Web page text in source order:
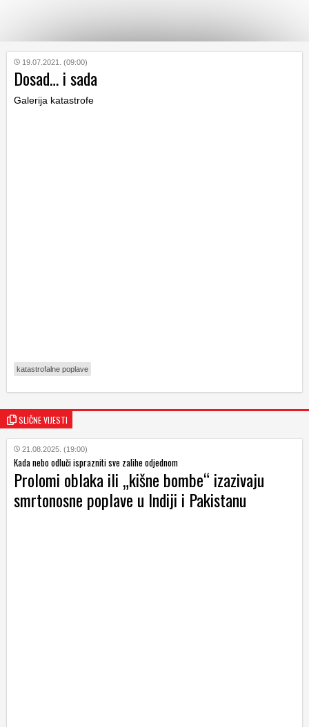
KATEGORIJE
HRVATSKI
19.07.2021. (09:00)
Dosad… i sada
Galerija katastrofe
katastrofalne poplave
SLIČNE VIJESTI
21.08.2025. (19:00)
Kada nebo odluči isprazniti sve zalihe odjednom
Prolomi oblaka ili „kišne bombe“ izazivaju
smrtonosne poplave u Indiji i Pakistanu